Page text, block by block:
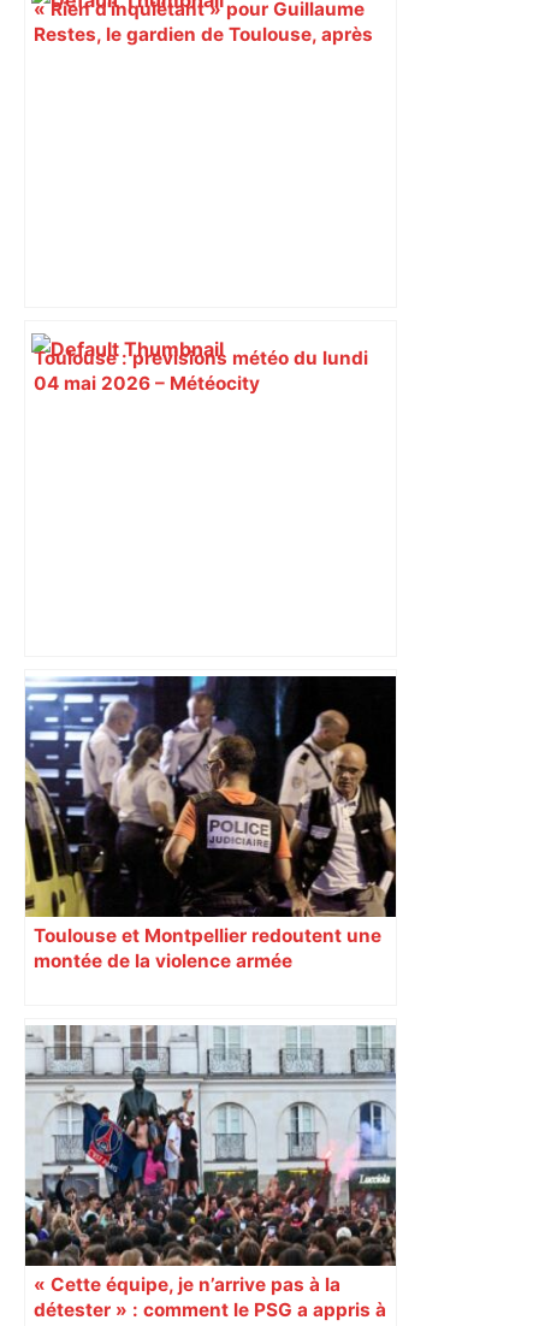
« Rien d'inquiétant » pour Guillaume
Restes, le gardien de Toulouse, après
Toulouse : prévisions météo du lundi
04 mai 2026 – Météocity
Un film toulousain sur Alfred Nakache
en lice pour les Oscars : "C’est
extraordinaire de se retrouver à Los
Angeles", selon Florence Miailhe –
ladepeche.fr
Toulouse et Montpellier redoutent une
montée de la violence armée
« Cette équipe, je n’arrive pas à la
détester » : comment le PSG a appris à